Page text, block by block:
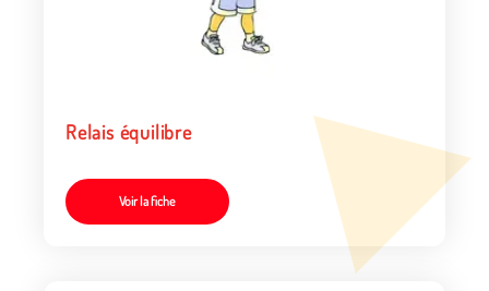
Relais équilibre
Voir la fiche